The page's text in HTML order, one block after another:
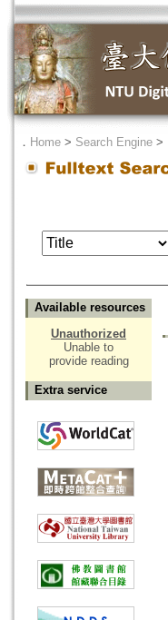
． Home > Search Engine >
Available resources
Unauthorized
Unable to
provide reading
Extra service